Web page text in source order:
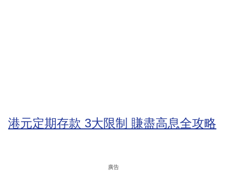
港元定期存款 3大限制 賺盡高息全攻略
廣告